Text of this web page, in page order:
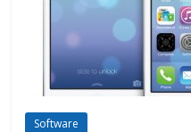
Software